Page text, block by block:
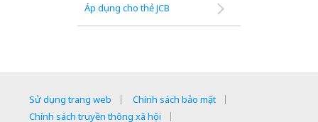
Áp dụng cho thẻ JCB
Sử dụng trang web
Chính sách bảo mật
Chính sách truyền thông xã hội